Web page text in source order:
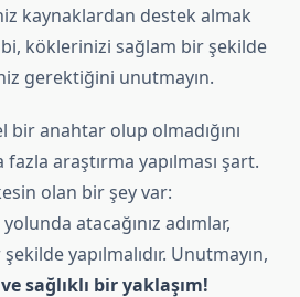
kaynaklardan destek almak
köklerinizi sağlam bir şekilde
gerektiğini unutmayın.
bir anahtar olup olmadığını
araştırma yapılması şart.
olan bir şey var:
atacağınız adımlar,
yapılmalıdır. Unutmayın,
sağlıklı bir yaklaşım!